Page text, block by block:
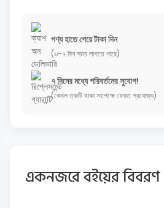
পণ্য হাতে পেয়ে টাকা দিন
(৩-৭ দিন সময় লাগতে পারে)
৭ দিনের মধ্যে পরিবর্তনের সুযোগ!
(কেবল ত্রুটি থাকা সাপেক্ষে ফেরত প্রযোজ্য)
একনজরে বইয়ের বিবরণ